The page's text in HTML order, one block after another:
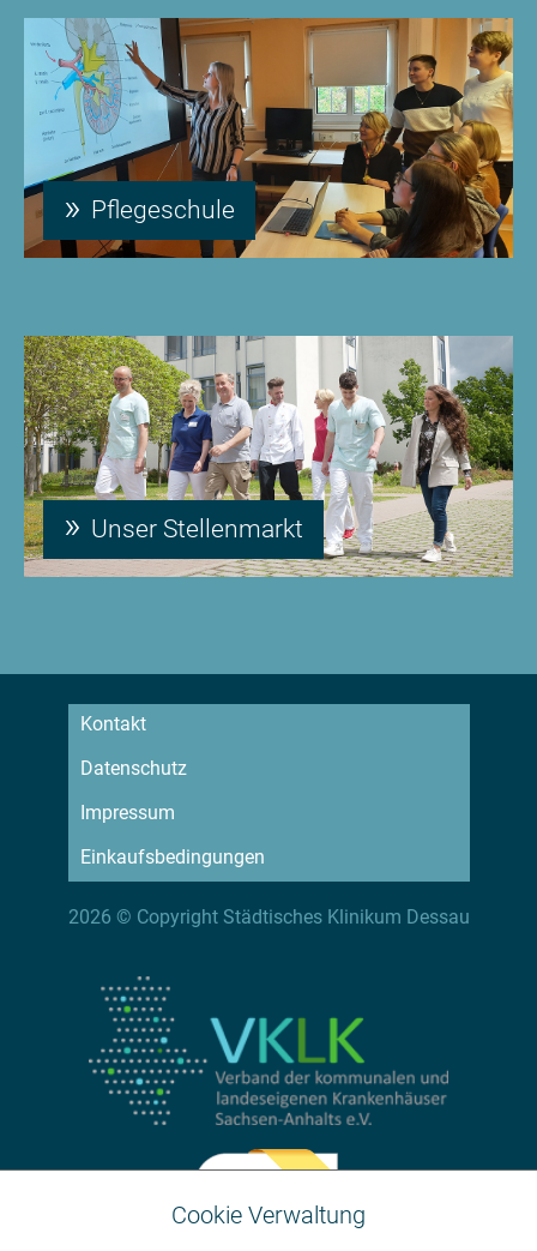
Pflegeschule
Unser Stellenmarkt
Kontakt
Datenschutz
Impressum
Einkaufsbedingungen
2026 © Copyright Städtisches Klinikum Dessau
Cookie Verwaltung